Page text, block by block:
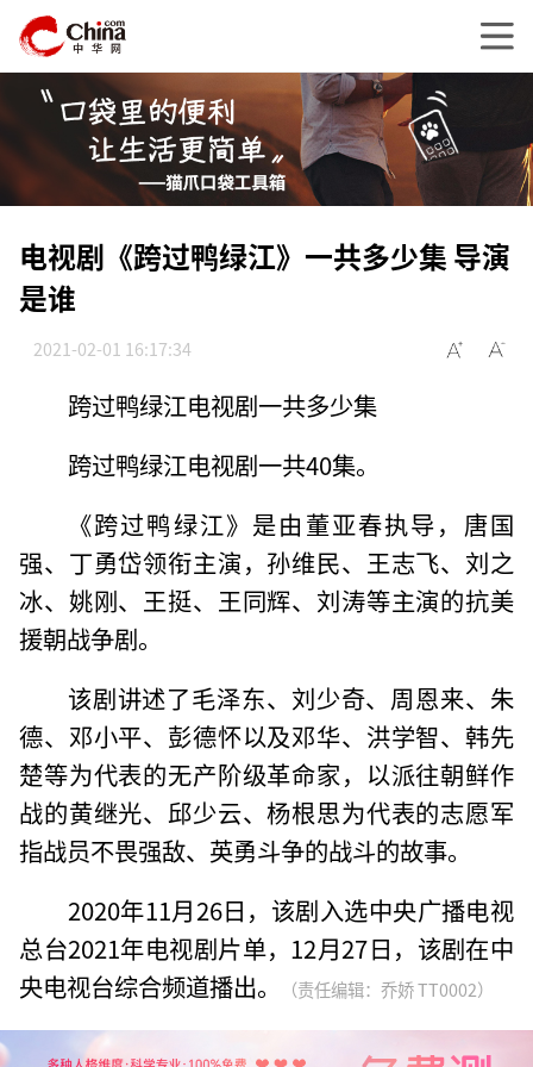
电视剧《跨过鸭绿江》一共多少集 导演
是谁
2021-02-01 16:17:34
跨过鸭绿江电视剧一共多少集
跨过鸭绿江电视剧一共40集。
《跨过鸭绿江》是由董亚春执导，唐国
强、丁勇岱领衔主演，孙维民、王志飞、刘之
冰、姚刚、王挺、王同辉、刘涛等主演的抗美
援朝战争剧。
该剧讲述了毛泽东、刘少奇、周恩来、朱
德、邓小平、彭德怀以及邓华、洪学智、韩先
楚等为代表的无产阶级革命家，以派往朝鲜作
战的黄继光、邱少云、杨根思为代表的志愿军
指战员不畏强敌、英勇斗争的战斗的故事。
2020年11月26日，该剧入选中央广播电视
总台2021年电视剧片单，12月27日，该剧在中
央电视台综合频道播出。
（责任编辑：乔娇 TT0002）